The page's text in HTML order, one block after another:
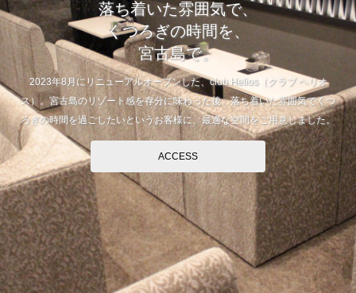
落ち着いた雰囲気で、
くつろぎの時間を、
宮古島で。
2023年8月にリニューアルオープンした、club Helios（クラブ ヘリオ
ス）。宮古島のリゾート感を存分に味わった後、落ち着いた雰囲気でくつ
ろぎの時間を過ごしたいというお客様に、最適な空間をご用意しました。
ACCESS